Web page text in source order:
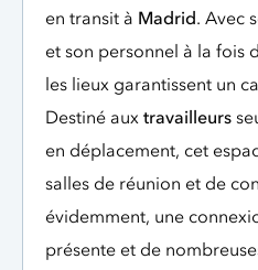
en transit à Madrid. Avec
et son personnel à la fois
les lieux garantissent un
Destiné aux travailleurs
en déplacement, cet
salles de réunion et de
évidemment, une
présente et de